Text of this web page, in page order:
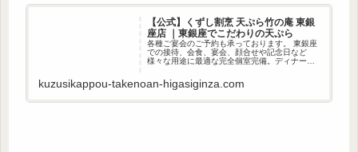
【公式】くずし割烹 天ぷら竹の庵 東銀
座店 ｜東銀座でこだわりの天ぷら
各種ご宴会のご予約も承っております。 東銀座
での接待、会食、宴会、顔合せや記念日など
様々な用途に最適な完全個室完備。ディナーで
円コースから各種取り揃えております。 外国人
接待に人気の「厳選日本...
kuzusikappou-takenoan-higasiginza.com